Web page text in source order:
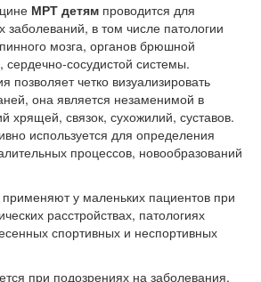
МРТ детям проводится для
заболеваний, в том числе патологии
мозга, органов брюшной
сердечно-сосудистой системы.
позволяет четко визуализировать
она является незаменимой в
хрящей, связок, сухожилий, суставов.
используется для определения
процессов, новообразований
у маленьких пациентов при
расстройствах, патологиях
спортивных и неспортивных
при подозрениях на заболевания,